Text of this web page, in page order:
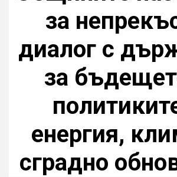
за
диалог с
за
енергия,
сградно